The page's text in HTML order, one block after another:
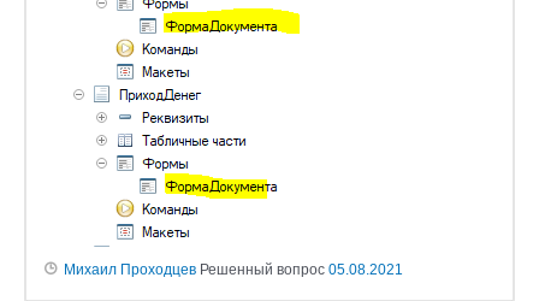
Михаил Проходцев Решенный вопрос 05.08.2021